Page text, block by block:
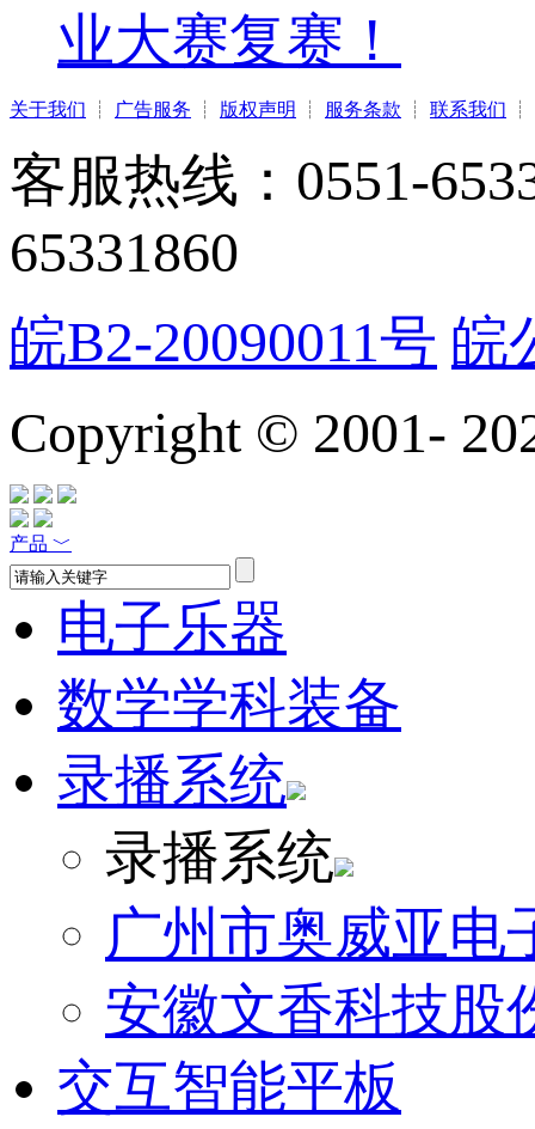
业大赛复赛！
关于我们 ┊ 广告服务 ┊ 版权声明 ┊ 服务条款 ┊ 联系我们 ┊
客服热线：0551-
65331860
皖B2-20090011号 皖
Copyright © 2001-
产品 ﹀
电子乐器
数学学科装备
录播系统
录播系统
广州市奥威亚电
安徽文香科技股
交互智能平板